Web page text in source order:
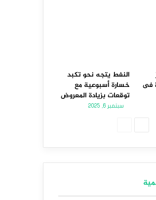
فى
النفط يتجه نحو تكبد
خسارة أسبوعية مع
توقعات بزيادة المعروض
سبتمبر 6, 2025